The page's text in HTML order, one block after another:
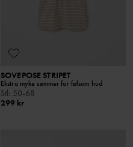
SOVEPOSE STRIPET
Ekstra myke sømmer for følsom hud
Stl: 50-68
299 kr